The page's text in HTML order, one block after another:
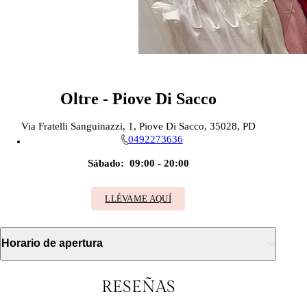
Oltre - Piove Di Sacco
Via Fratelli Sanguinazzi, 1, Piove Di Sacco, 35028, PD
0492273636
Sábado: 09:00 - 20:00
LLÉVAME AQUÍ
Horario de apertura
RESEÑAS